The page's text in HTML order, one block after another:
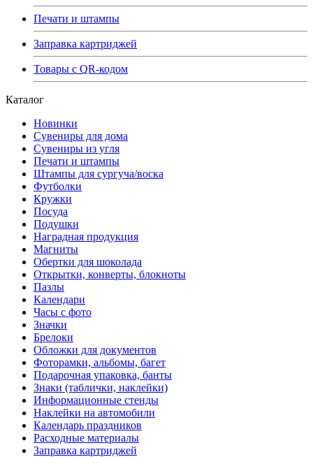
Печати и штампы
Заправка картриджей
Товары с QR-кодом
Каталог
Новинки
Сувениры для дома
Сувениры из угля
Печати и штампы
Штампы для сургуча/воска
Футболки
Кружки
Посуда
Подушки
Наградная продукция
Магниты
Обертки для шоколада
Открытки, конверты, блокноты
Пазлы
Календари
Часы с фото
Значки
Брелоки
Обложки для документов
Фоторамки, альбомы, багет
Подарочная упаковка, банты
Знаки (таблички, наклейки)
Информационные стенды
Наклейки на автомобили
Календарь праздников
Расходные материалы
Заправка картриджей